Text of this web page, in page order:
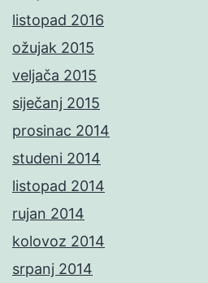
listopad 2016
ožujak 2015
veljača 2015
siječanj 2015
prosinac 2014
studeni 2014
listopad 2014
rujan 2014
kolovoz 2014
srpanj 2014